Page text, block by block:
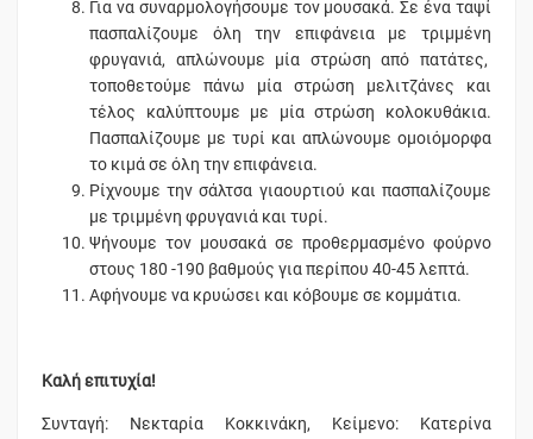
Για να συναρμολογήσουμε τον μουσακά. Σε ένα ταψί
πασπαλίζουμε όλη την επιφάνεια με τριμμένη
φρυγανιά, απλώνουμε μία στρώση από πατάτες,
τοποθετούμε πάνω μία στρώση μελιτζάνες και
τέλος καλύπτουμε με μία στρώση κολοκυθάκια.
Πασπαλίζουμε με τυρί και απλώνουμε ομοιόμορφα
το κιμά σε όλη την επιφάνεια.
Ρίχνουμε την σάλτσα γιαουρτιού και πασπαλίζουμε
με τριμμένη φρυγανιά και τυρί.
Ψήνουμε τον μουσακά σε προθερμασμένο φούρνο
στους 180 -190 βαθμούς για περίπου 40-45 λεπτά.
Αφήνουμε να κρυώσει και κόβουμε σε κομμάτια.
Καλή επιτυχία!
Συνταγή: Νεκταρία Κοκκινάκη, Κείμενο: Κατερίνα